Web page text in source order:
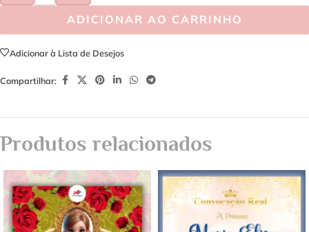
ADICIONAR AO CARRINHO
Adicionar à Lista de Desejos
Compartilhar:
Produtos relacionados